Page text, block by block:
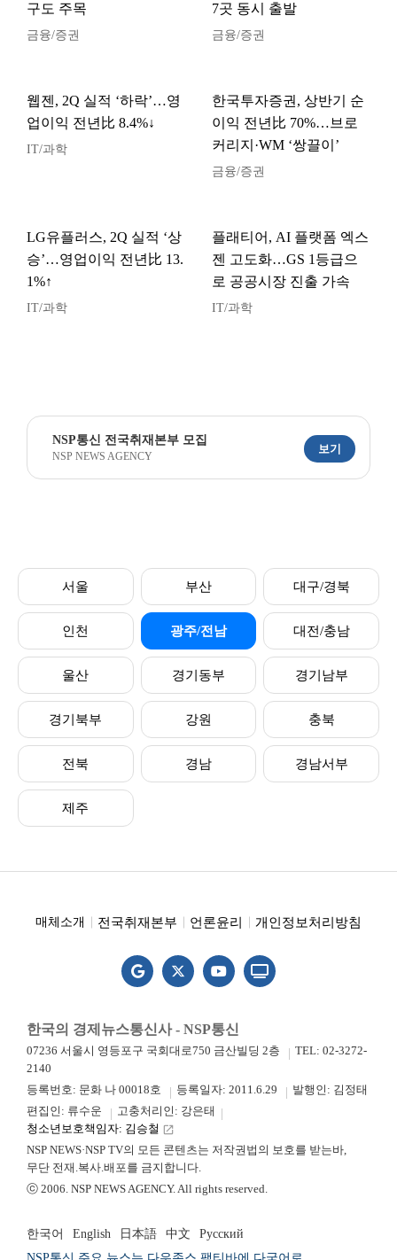
구도 주목
금융/증권
7곳 동시 출발
금융/증권
웹젠, 2Q 실적 ‘하락’…영
업이익 전년比 8.4%↓
IT/과학
한국투자증권, 상반기 순
이익 전년比 70%…브로
커리지·WM ‘쌍끌이’
금융/증권
LG유플러스, 2Q 실적 ‘상
승’…영업이익 전년比 13.
1%↑
IT/과학
플래티어, AI 플랫폼 엑스
젠 고도화…GS 1등급으
로 공공시장 진출 가속
IT/과학
NSP통신 전국취재본부 모집
NSP NEWS AGENCY
보기
서울 부산 대구/경북
인천 광주/전남 대전/충남
울산 경기동부 경기남부
경기북부 강원 충북
전북 경남 경남서부
제주
매체소개 전국취재본부 언론윤리 개인정보처리방침
한국의 경제뉴스통신사 - NSP통신
07236 서울시 영등포구 국회대로750 금산빌딩 2층
TEL: 02-3272-
2140
등록번호: 문화 나 00018호
등록일자: 2011.6.29
발행인: 김정태
편집인: 류수운
고충처리인: 강은태
청소년보호책임자: 김승철 launch
NSP NEWS·NSP TV의 모든 콘텐츠는 저작권법의 보호를 받는바,
무단 전재.복사.배포를 금지합니다.
ⓒ 2006. NSP NEWS AGENCY. All rights reserved.
한국어 English 日本語 中文
Русский